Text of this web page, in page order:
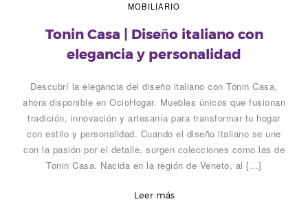
MOBILIARIO
Tonin Casa | Diseño italiano con
elegancia y personalidad
Descubrí la elegancia del diseño italiano con Tonin Casa,
ahora disponible en OcioHogar. Muebles únicos que fusionan
tradición, innovación y artesanía para transformar tu hogar
con estilo y personalidad. Cuando el diseño italiano se une
con la pasión por el detalle, surgen colecciones como las de
Tonin Casa. Nacida en la región de Veneto, al […]
Leer más